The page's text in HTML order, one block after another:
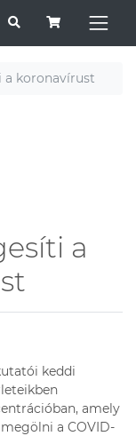
a koronavírust
a
keddi
amely
a COVID-